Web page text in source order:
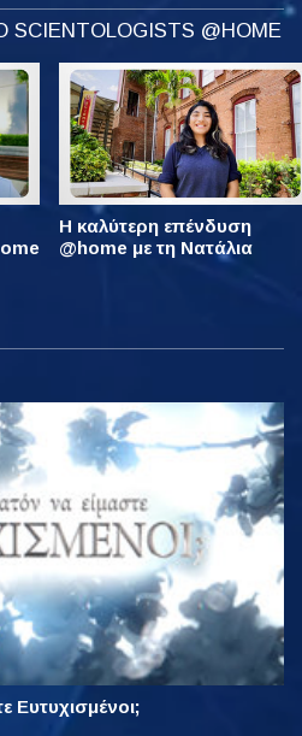
@HOME
Η καλύτερη επένδυση
@home με τη Νατάλια
Ευτυχισμένοι;